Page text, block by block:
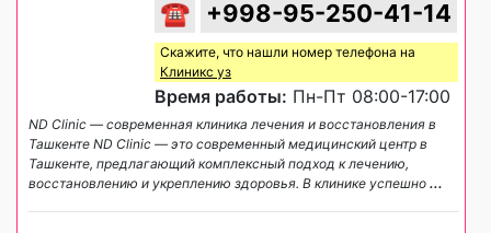
☎ +998-95-250-41-14
Скажите, что нашли номер телефона на
Клиникс уз
Время работы: Пн-Пт 08:00-17:00
ND Clinic — современная клиника лечения и восстановления в
Ташкенте ND Clinic — это современный медицинский центр в
Ташкенте, предлагающий комплексный подход к лечению,
восстановлению и укреплению здоровья. В клинике успешно ...